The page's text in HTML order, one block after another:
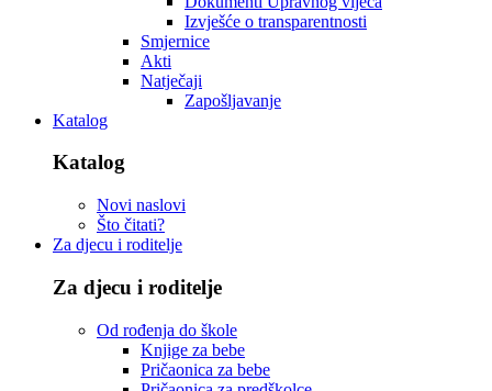
Izvješće o transparentnosti
Smjernice
Akti
Natječaji
Zapošljavanje
Katalog
Katalog
Novi naslovi
Što čitati?
Za djecu i roditelje
Za djecu i roditelje
Od rođenja do škole
Knjige za bebe
Pričaonica za bebe